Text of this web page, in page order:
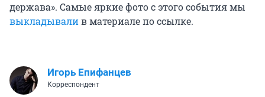
держава». Самые яркие фото с этого события мы
выкладывалив материале по ссылке.
Игорь Епифанцев
Корреспондент